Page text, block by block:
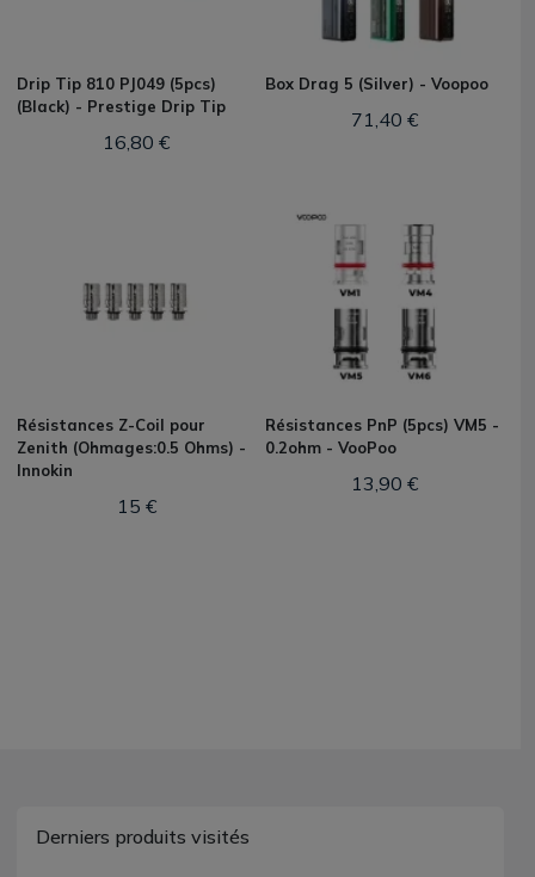
Drip Tip 810 PJ049 (5pcs)
(Black) - Prestige Drip Tip
16,80 €
Box Drag 5 (Silver) - Voopoo
71,40 €
Résistances Z-Coil pour
Zenith (Ohmages:0.5 Ohms) -
Innokin
15 €
Résistances PnP (5pcs) VM5 -
0.2ohm - VooPoo
13,90 €
Derniers produits visités